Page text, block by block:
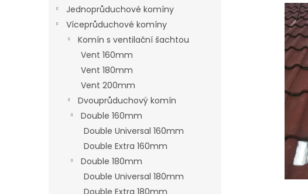
Jednoprůduchové komíny
Víceprůduchové komíny
Komín s ventilační šachtou
Vent 160mm
Vent 180mm
Vent 200mm
Dvouprůduchový komín
Double 160mm
Double Universal 160mm
Double Extra 160mm
Double 180mm
Double Universal 180mm
Double Extra 180mm
je
z
5